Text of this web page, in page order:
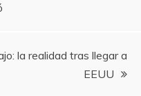
la realidad tras llegar a
EEUU